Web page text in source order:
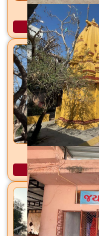
तपोवन आश्रम मंगरोळ,
भाथीजी महाराज मंदिर